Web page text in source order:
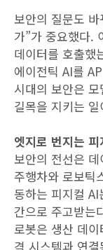
보안의 질문도
가”가 중요했다.
데이터를 호출했
에이전틱 AI를
시대의 보안은
길목을 지키는 일
엣지로 번지는
보안의 전선은
주행차와 로보틱
동하는 피지컬
간으로 주고받는
로봇은 생산 데
격 시스템과 연